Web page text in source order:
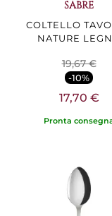
SABRE
COLTELLO
NATURE
19,67 €
-10%
17,70 €
Pronta